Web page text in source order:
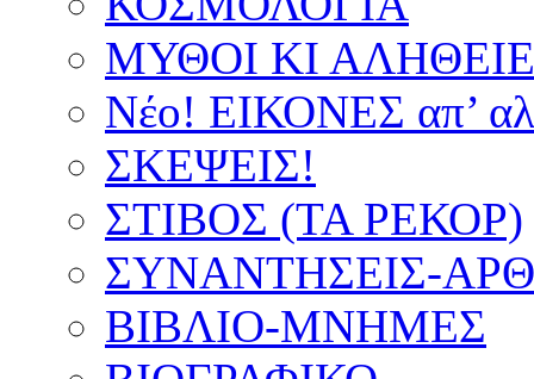
ΜΥΘΟΙ ΚΙ
Νέο! ΕΙΚΟΝΕΣ απ’
ΣΚΕΨΕΙΣ!
ΣΤΙΒΟΣ (ΤΑ ΡΕΚΟΡ)
ΣΥΝΑΝΤΗΣΕΙΣ-
ΒΙΒΛΙΟ-ΜΝΗΜΕΣ